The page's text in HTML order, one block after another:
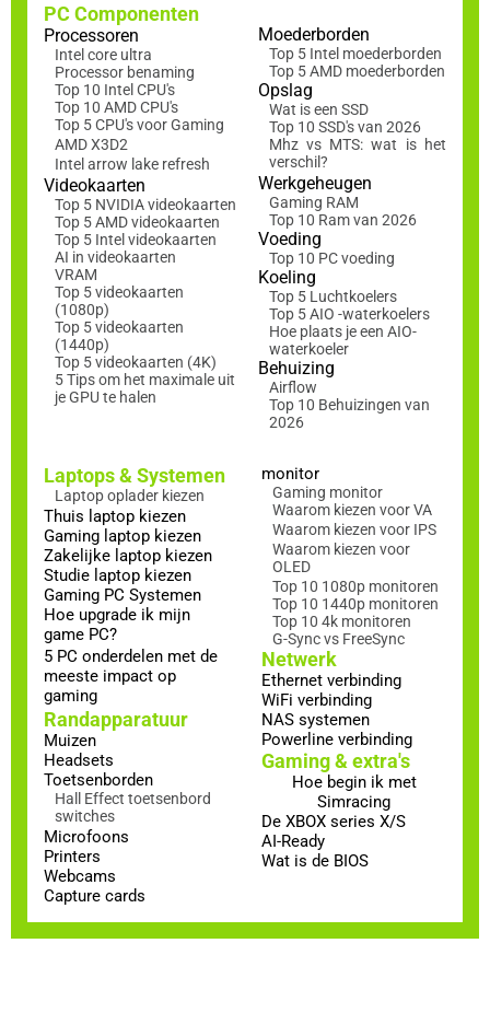
PC Componenten
Processoren
Intel core ultra
Processor benaming
Top 10 Intel CPU's
Top 10 AMD CPU's
Top 5 CPU's voor Gaming
AMD X3D2
Intel arrow lake refresh
Videokaarten
Top 5 NVIDIA videokaarten
Top 5 AMD videokaarten
Top 5 Intel videokaarten
AI in videokaarten
VRAM
Top 5 videokaarten
(1080p)
Top 5 videokaarten
(1440p)
Top 5 videokaarten (4K)
5 Tips om het maximale uit
je GPU te halen
Moederborden
Top 5 Intel moederborden
Top 5 AMD moederborden
Opslag
Wat is een SSD
Top 10 SSD's van 2026
Mhz vs MTS: wat is het
verschil?
Werkgeheugen
Gaming RAM
Top 10 Ram van 2026
Voeding
Top 10 PC voeding
Koeling
Top 5 Luchtkoelers
Top 5 AIO -waterkoelers
Hoe plaats je een AIO-
waterkoeler
Behuizing
Airflow
Top 10 Behuizingen van
2026
Laptops & Systemen
Laptop oplader kiezen
Thuis laptop kiezen
Gaming laptop kiezen
Zakelijke laptop kiezen
Studie laptop kiezen
Gaming PC Systemen
Hoe upgrade ik mijn
game PC?
5 PC onderdelen met de
meeste impact op
gaming
Randapparatuur
Muizen
Headsets
Toetsenborden
Hall Effect toetsenbord
switches
Microfoons
Printers
Webcams
Capture cards
monitor
Gaming monitor
Waarom kiezen voor VA
Waarom kiezen voor IPS
Waarom kiezen voor
OLED
Top 10 1080p monitoren
Top 10 1440p monitoren
Top 10 4k monitoren
G-Sync vs FreeSync
Netwerk
Ethernet verbinding
WiFi verbinding
NAS systemen
Powerline verbinding
Gaming & extra's
Hoe begin ik met
Simracing
De XBOX series X/S
AI-Ready
Wat is de BIOS